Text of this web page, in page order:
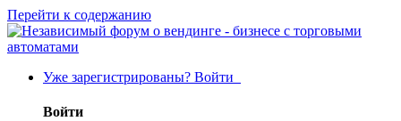
Перейти к содержанию
Уже зарегистрированы? Войти
Войти